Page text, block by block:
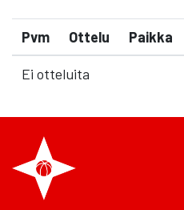
Pvm Ottelu Paikka
Ei otteluita